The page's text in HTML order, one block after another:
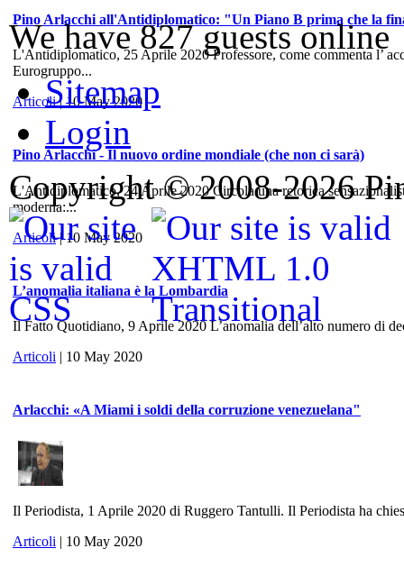
Pino Arlacchi all'Antidiplomatico: "Un Piano B prima che la
L'Antidiplomatico, 25 Aprile 2020 Professore, come commenta l’
Eurogruppo...
Articoli| 10 May 2020
Pino Arlacchi - Il nuovo ordine mondiale (che non ci sarà)
L'Antidiplomatico, 24 Aprile 2020 Circola una retorica
moderna:...
Articoli| 10 May 2020
L’anomalia italiana è la Lombardia
Il Fatto Quotidiano, 9 Aprile 2020 L’anomalia dell’alto numero di
Articoli | 10 May 2020
Arlacchi: «A Miami i soldi della corruzione venezuelana"
Il Periodista, 1 Aprile 2020 di Ruggero Tantulli. Il Periodista ha
Articoli | 10 May 2020
We have 827 guests online
Sitemap
Login
Copyright © 2008-2026